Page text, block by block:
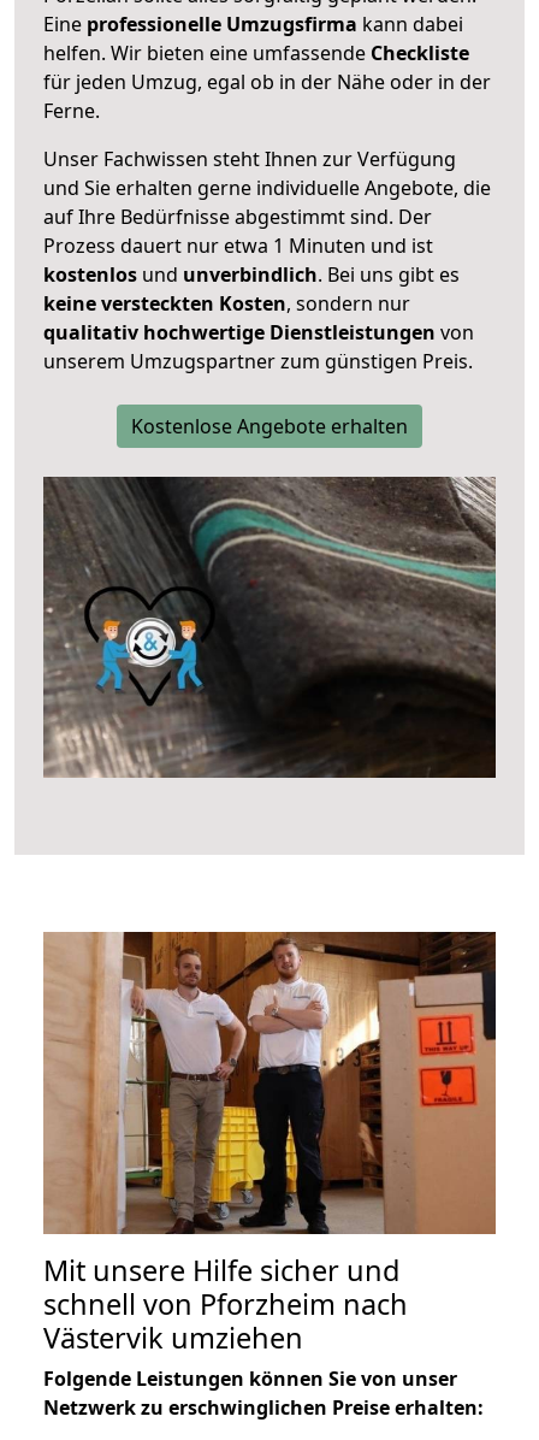
Eine professionelle Umzugsfirma kann dabei
helfen. Wir bieten eine umfassende Checkliste
für jeden Umzug, egal ob in der Nähe oder in der
Ferne.
Unser Fachwissen steht Ihnen zur Verfügung
und Sie erhalten gerne individuelle Angebote, die
auf Ihre Bedürfnisse abgestimmt sind. Der
Prozess dauert nur etwa 1 Minuten und ist
kostenlos und unverbindlich. Bei uns gibt es
keine versteckten Kosten, sondern nur
qualitativ hochwertige Dienstleistungen von
unserem Umzugspartner zum günstigen Preis.
Kostenlose Angebote erhalten
Mit unsere Hilfe sicher und
schnell von Pforzheim nach
Västervik umziehen
Folgende Leistungen können Sie von unser
Netzwerk zu erschwinglichen Preise erhalten: